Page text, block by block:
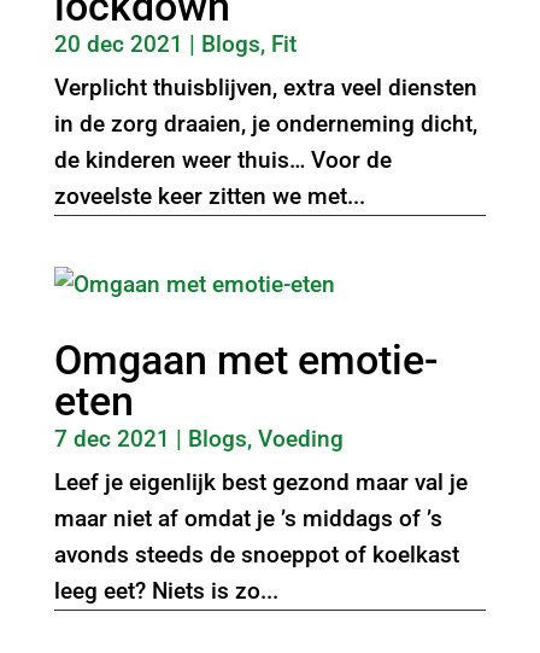
20 dec 2021 | Blogs, Fit
Verplicht thuisblijven, extra veel diensten
in de zorg draaien, je onderneming dicht,
de kinderen weer thuis… Voor de
zoveelste keer zitten we met...
Omgaan met emotie-
eten
7 dec 2021 | Blogs, Voeding
Leef je eigenlijk best gezond maar val je
maar niet af omdat je ’s middags of ’s
avonds steeds de snoeppot of koelkast
leeg eet? Niets is zo...